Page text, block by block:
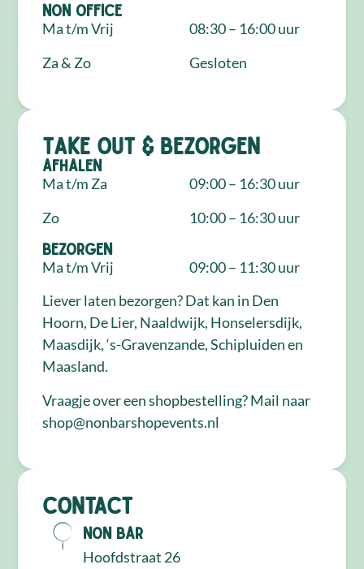
NON Office
Ma t/m Vrij
Za & Zo
08:30 – 16:00 uur
Gesloten
Take out & bezorgen
Afhalen
Ma t/m Za
Zo
09:00 – 16:30 uur
10:00 – 16:30 uur
Bezorgen
Ma t/m Vrij
09:00 – 11:30 uur
Liever laten bezorgen? Dat kan in Den
Hoorn, De Lier, Naaldwijk, Honselersdijk,
Maasdijk, ‘s-Gravenzande, Schipluiden en
Maasland.
Vraagje over een shopbestelling? Mail naar
shop@nonbarshopevents.nl
Contact
NON Bar
Hoofdstraat 26